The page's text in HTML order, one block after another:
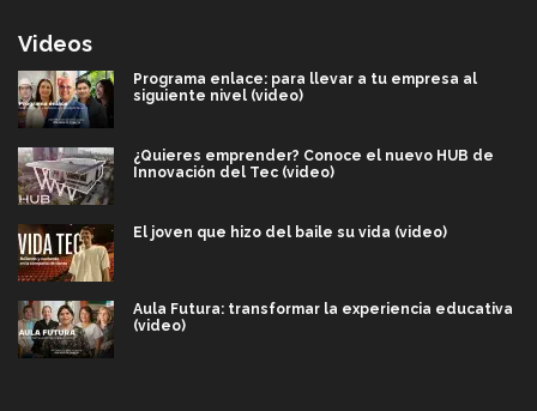
Videos
Programa enlace: para llevar a tu empresa al
siguiente nivel (video)
¿Quieres emprender? Conoce el nuevo HUB de
Innovación del Tec (video)
El joven que hizo del baile su vida (video)
Aula Futura: transformar la experiencia educativa
(video)